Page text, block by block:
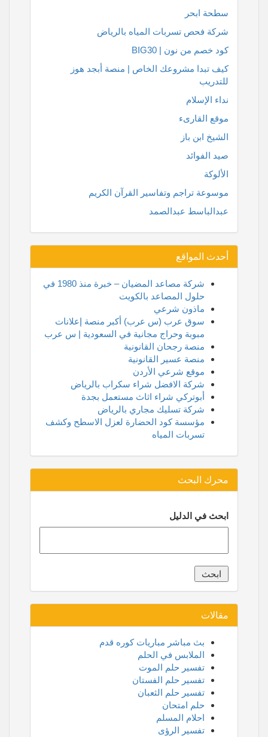
سطحة ابحر
شركة فحص تسربات المياه بالرياض
كود خصم من نون | BIG30
كيف تبدا مشروعك الخاص | منصة أبجد هوز
للتدريب
نداء الإسلام
موقع القارىء
الشيخ ابن باز
صيد الفوائد
الألوكة
موسوعة تراجم وتفاسير القرآن الكريم
عبدالباسط عبدالصمد
أحدث المواقع
شركة مصاعد المضيان – خبرة منذ 1980 في
حلول المصاعد بالكويت
ماذون شرعي
سوق عرب (س عرب) أكبر منصة إعلانات
مبوبة وحراج مجانية في السعودية | س عرب
منصة رجحان القانونية
منصة عسير القانونية
موقع شرعي الأردن
شركة الافضل شراء سكراب بالرياض
أبوتركي شراء اثاث مستعمل بجدة
شركة تسليك مجاري بالرياض
مؤسسة كود الحضارة لعزل الاسطح وكشف
تسربات المياه
محرك البحث
ابحث في الدليل
مقالات
بث مباشر مباريات كوره قدم
الملابس في الحلم
تفسير حلم الموت
تفسير حلم الفستان
تفسير حلم الثعبان
حلم امتحان
احلام المسلم
تفسير الرؤى